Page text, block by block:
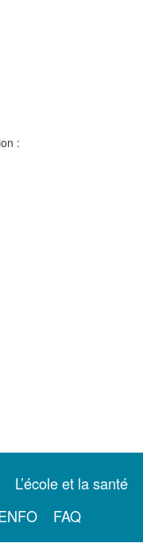
:
L’école et la santé
FAQ